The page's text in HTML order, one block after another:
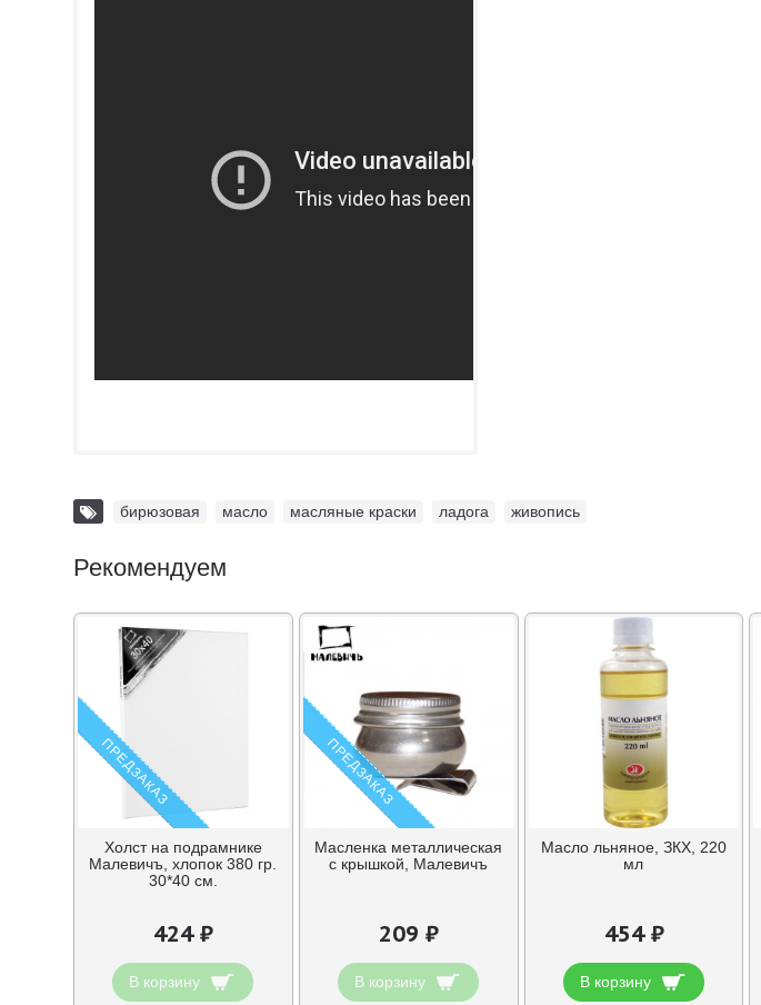
бирюзовая масло масляные краски ладога живопись
Рекомендуем
ПРЕДЗАКАЗ
Холст на подрамнике
Малевичъ, хлопок 380 гр.
30*40 см.
424 ₽
В корзину
ПРЕДЗАКАЗ
Масленка металлическая
с крышкой, Малевичъ
209 ₽
В корзину
Масло льняное, ЗКХ, 220
мл
454 ₽
В корзину